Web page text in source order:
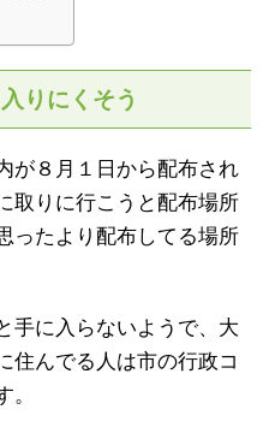
りにくそう
が８月１日から配布され
取りに行こうと配布場所
ったより配布してる場所
手に入らないようで、大
住んでる人は市の行政コ
。